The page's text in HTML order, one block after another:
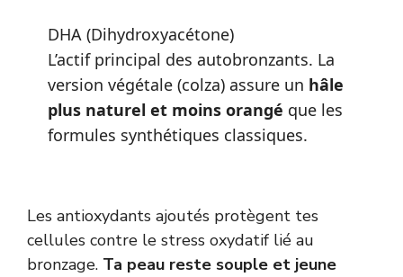
DHA (Dihydroxyacétone)
L’actif principal des autobronzants. La
version végétale (colza) assure un hâle
plus naturel et moins orangé que les
formules synthétiques classiques.
Les antioxydants ajoutés protègent tes
cellules contre le stress oxydatif lié au
bronzage. Ta peau reste souple et jeune